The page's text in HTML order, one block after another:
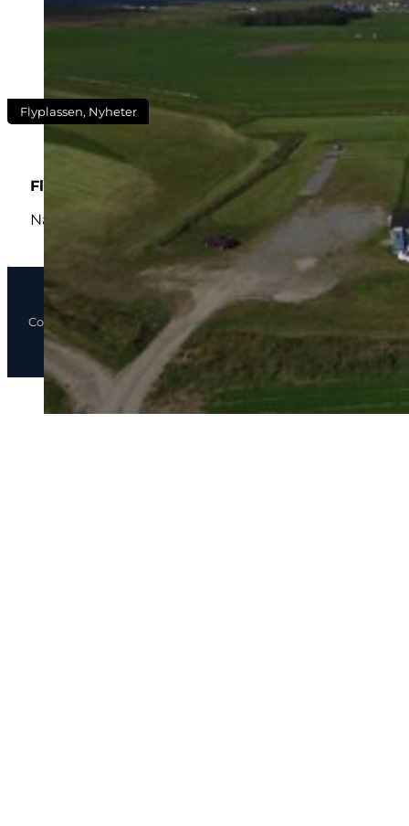
Flyplassen, Nyheter
Flyplassleder Forus Rc Modellflyplass Bore
Nåværende flyplass leder ønsker avløsning fra sitt
Copyright 2026 © Forus RC Klubb